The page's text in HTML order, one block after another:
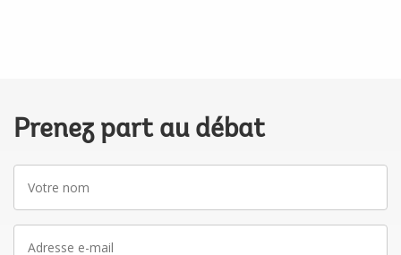
Prenez part au débat
nom